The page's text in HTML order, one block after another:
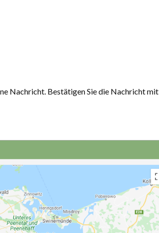
Nachricht. Bestätigen Sie die Nachricht mit